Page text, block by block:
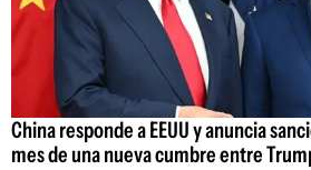
China responde a EEUU y anuncia
mes de una nueva cumbre entre